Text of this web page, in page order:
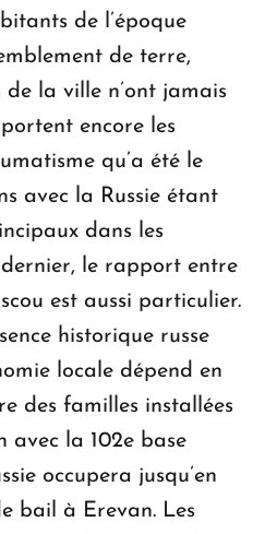
de l’époque
de terre,
la ville n’ont jamais
encore les
qu’a été le
avec la Russie étant
dans les
le rapport entre
est aussi particulier.
historique russe
locale dépend en
des familles installées
avec la 102e base
occupera jusqu’en
bail à Erevan. Les